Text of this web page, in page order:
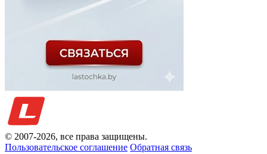
© 2007-2026, все права защищены.
Пользовательское соглашение Обратная связь